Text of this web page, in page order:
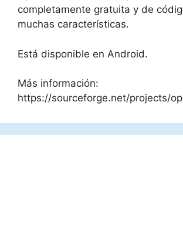
completamente gratuita y de
muchas características.
Está disponible en Android.
Más información:
https://sourceforge.net/projects/